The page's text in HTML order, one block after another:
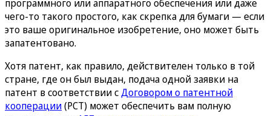
программного или аппаратного обеспечения или даже
чего-то такого простого, как скрепка для бумаги — если
это ваше оригинальное изобретение, оно может быть
запатентовано.
Хотя патент, как правило, действителен только в той
стране, где он был выдан, подача одной заявки на
патент в соответствии сДоговором о патентной
кооперации(PCT) может обеспечить вам полную